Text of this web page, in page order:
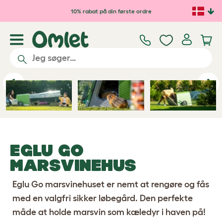
Gå til hovedindhold10% rabat på din første ordre
Previous
EGLU GO
MARSVINEHUS
Eglu Go marsvinehuset er nemt at rengøre og fås
med en valgfri sikker løbegård. Den perfekte
måde at holde marsvin som kæledyr i haven på!